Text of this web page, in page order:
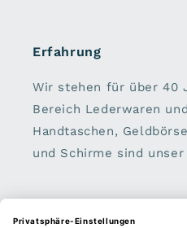
Erfahrung
Wir stehen für über 40
Bereich Lederwaren
Handtaschen,
und Schirme sind unser